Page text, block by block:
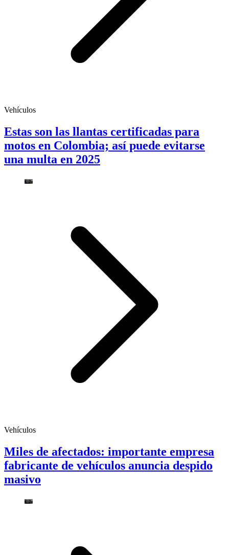
Vehículos
Estas son las llantas certificadas para
motos en Colombia; así puede evitarse
una multa en 2025
Vehículos
Miles de afectados: importante empresa
fabricante de vehículos anuncia despido
masivo